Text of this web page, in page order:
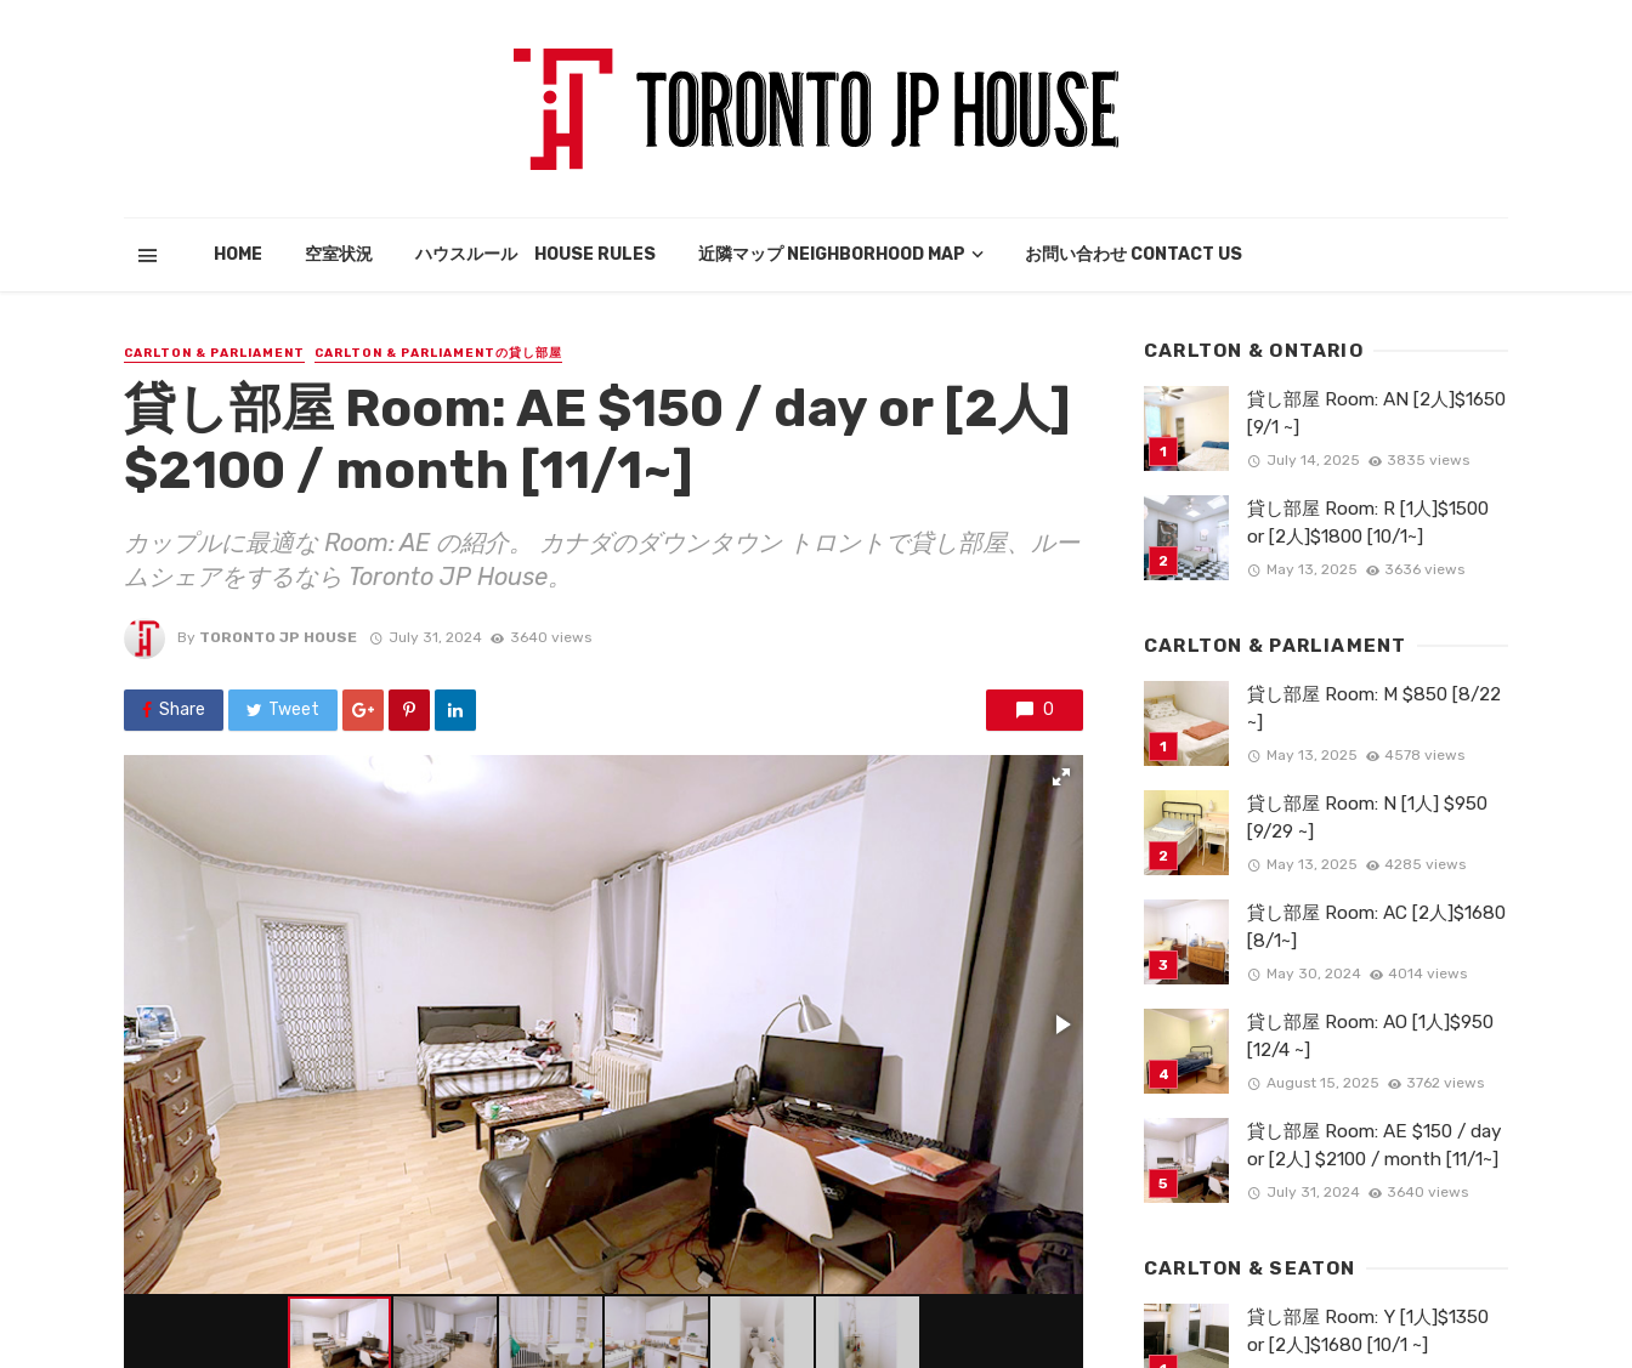
HOME 空室状況 ハウスルール HOUSE RULES 近隣マップ NEIGHBORHOOD MAP お問い合わせ CONTACT US
CARLTON & PARLIAMENT CARLTON & PARLIAMENTの貸し部屋
貸し部屋 Room: AE $150 / day or [2人]
$2100 / month [11/1~]
カップルに最適な Room: AE の紹介。 カナダのダウンタウン トロントで貸し部屋、ルー
ムシェアをするなら Toronto JP House。
By TORONTO JP HOUSE July 31, 2024 3640 views
Share Tweet 0
CARLTON & ONTARIO
貸し部屋 Room: AN [2人]$1650
[9/1 ~]
July 14, 2025 3835 views
貸し部屋 Room: R [1人]$1500
or [2人]$1800 [10/1~]
May 13, 2025 3636 views
CARLTON & PARLIAMENT
貸し部屋 Room: M $850 [8/22
~]
May 13, 2025 4578 views
貸し部屋 Room: N [1人] $950
[9/29 ~]
May 13, 2025 4285 views
貸し部屋 Room: AC [2人]$1680
[8/1~]
May 30, 2024 4014 views
貸し部屋 Room: AO [1人]$950
[12/4 ~]
August 15, 2025 3762 views
貸し部屋 Room: AE $150 / day
or [2人] $2100 / month [11/1~]
July 31, 2024 3640 views
CARLTON & SEATON
貸し部屋 Room: Y [1人]$1350
or [2人]$1680 [10/1 ~]